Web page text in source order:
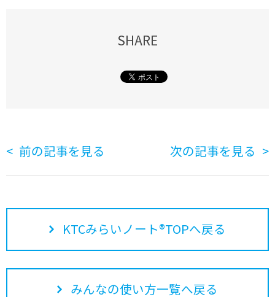
SHARE
前の記事を見る 次の記事を見る
KTCみらいノート®TOPへ戻る
みんなの使い方一覧へ戻る